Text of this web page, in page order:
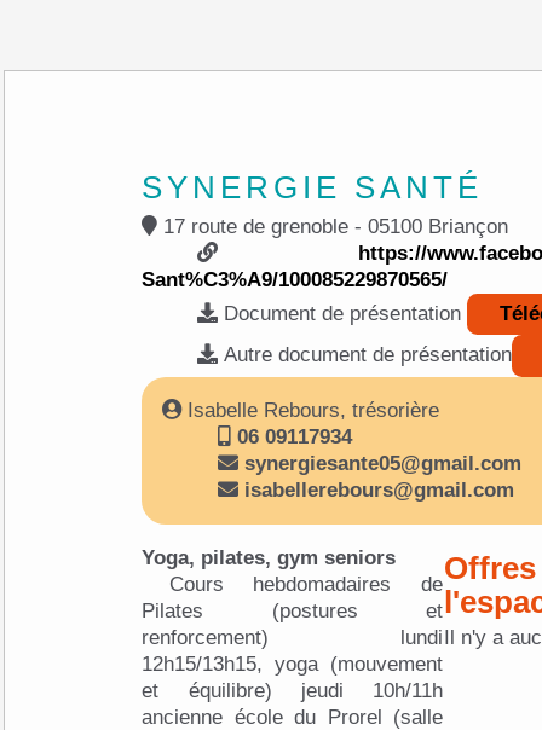
SYNERGIE SANTÉ
17 route de grenoble - 05100 Briançon
https://
Sant%C3%A9/100085229870565/
Document de présentation
Autre document de présentation
Isabelle Rebours, trésorière
06 09117934
synergiesante05@gmail.com
isabellerebours@gmail.com
Yoga, pilates, gym seniors
Cours hebdomadaires de
Pilates (postures et
renforcement) lundi
12h15/13h15, yoga (mouvement
et équilibre) jeudi 10h/11h
ancienne école du Prorel (salle
Il n'y a